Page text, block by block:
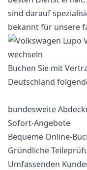
sind darauf
bekannt für unsere
Buchen Sie mit
Deutschland
bundesweite
Sofort-Angebote
Bequeme Online-
Gründliche
Umfassenden